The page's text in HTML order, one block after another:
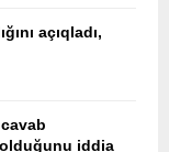
açıqladı,
iddia